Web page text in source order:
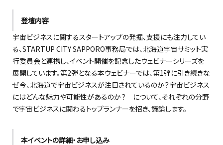
登壇内容
宇宙ビジネスに関するスタートアップの発掘、支援にも注力してい
る、STARTUP CITY SAPPORO事務局では、北海道宇宙サミット実
行委員会と連携し、イベント開催を記念したウェビナーシリーズを
展開しています。第2弾となる本ウェビナーでは、第1弾に引き続きな
ぜ今、北海道で宇宙ビジネスが注目されているのか？宇宙ビジネス
にはどんな魅力や可能性があるのか？ について、それぞれの分野
で宇宙ビジネスに関わるトップランナーを招き、議論します。
本イベントの詳細・お申し込み